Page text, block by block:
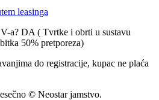
leasinga
a? DA ( Tvrtke i obrti u sustavu
50% pretporeza)
do registracije, kupac ne plaća
© Neostar jamstvo.